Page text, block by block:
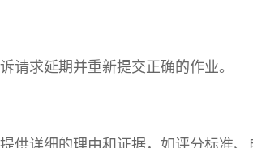
请求延期并重新提交正确的作业。
供详细的理由和证据，如评分标准、